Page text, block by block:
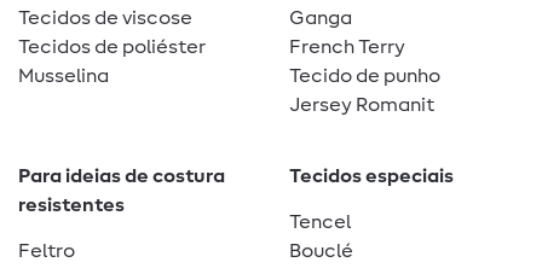
Tecidos de viscose
Tecidos de poliéster
Musselina
Ganga
French Terry
Tecido de punho
Jersey Romanit
Para ideias de costura
resistentes
Feltro
Tecidos especiais
Tencel
Bouclé